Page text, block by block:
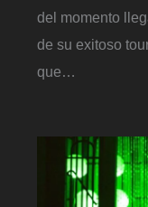
del momento
de su exitoso
que…